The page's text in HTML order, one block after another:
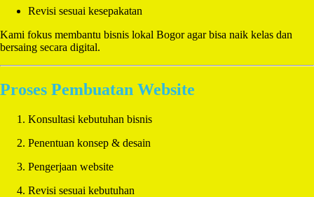
Revisi sesuai kesepakatan
Kami fokus membantu bisnis lokal Bogor agar bisa naik kelas dan
bersaing secara digital.
Proses Pembuatan Website
Konsultasi kebutuhan bisnis
Penentuan konsep & desain
Pengerjaan website
Revisi sesuai kebutuhan